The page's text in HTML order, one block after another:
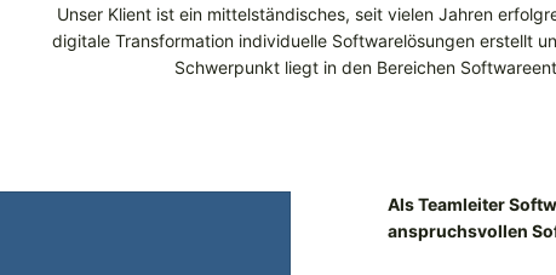
Unser Klient ist ein mittelständisches, seit vielen Jahren
digitale Transformation individuelle Softwarelösungen erstellt
Schwerpunkt liegt in den Bereichen
Als Teamleiter
anspruchsvollen